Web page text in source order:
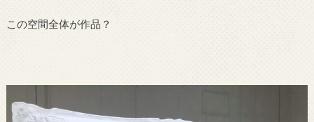
この空間全体が作品？